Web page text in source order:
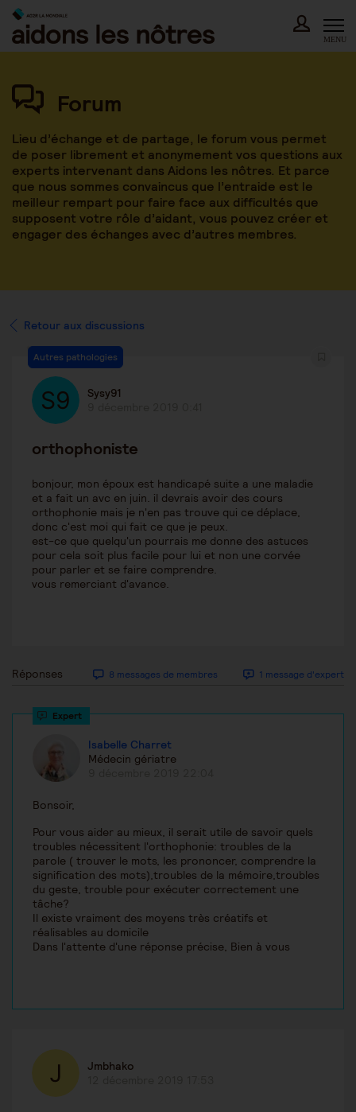
Skip
content
MENU
Forum
Lieu d’échange et de partage, le forum vous permet
de poser librement et anonymement vos questions aux
experts intervenant dans Aidons les nôtres. Et parce
que nous sommes convaincus que l’entraide est le
meilleur rempart pour faire face aux difficultés que
supposent votre rôle d’aidant, vous pouvez créer et
engager des échanges avec d’autres membres.
Retour aux discussions
Autres pathologies
Sysy91
orthophoniste
bonjour, mon époux est handicapé suite a une maladie
et a fait un avc en juin. il devrais avoir des cours
orthophonie mais je n'en pas trouve qui ce déplace,
donc c'est moi qui fait ce que je peux.
est-ce que quelqu'un pourrais me donne des astuces
pour cela soit plus facile pour lui et non une corvée
pour parler et se faire comprendre.
vous remerciant d'avance.
Réponses 8 messages de membres 1 message d'expert
Isabelle Charret
Médecin gériatre
Bonsoir,
Pour vous aider au mieux, il serait utile de savoir quels
troubles nécessitent l'orthophonie: troubles de la
parole ( trouver le mots, les prononcer, comprendre la
signification des mots),troubles de la mémoire,troubles
du geste, trouble pour exécuter correctement une
tâche?
Il existe vraiment des moyens très créatifs et
réalisables au domicile
Dans l'attente d'une réponse précise, Bien à vous
Jmbhako